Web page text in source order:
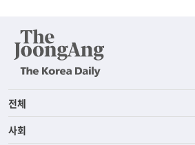
전체